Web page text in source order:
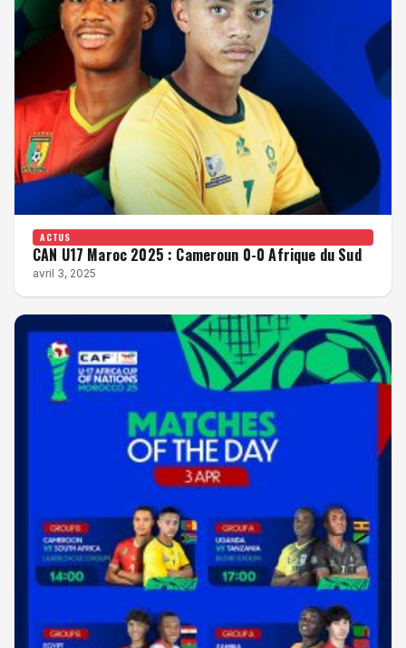
ACTUS
CAN U17 Maroc 2025 : Cameroun 0-0 Afrique du Sud
avril 3, 2025